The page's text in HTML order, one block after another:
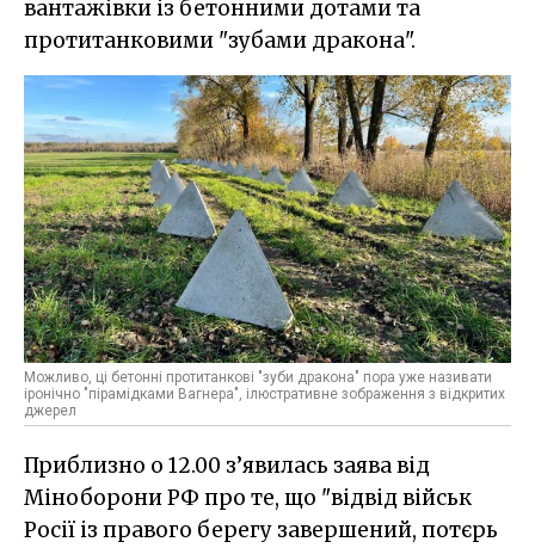
вантажівки із бетонними дотами та
протитанковими "зубами дракона".
Можливо, ці бетонні протитанкові "зуби дракона" пора уже називати
іронічно "пірамідками Вагнера", ілюстративне зображення з відкритих
джерел
Приблизно о 12.00 з’явилась заява від
Міноборони РФ про те, що "відвід військ
Росії із правого берегу завершений, потєрь